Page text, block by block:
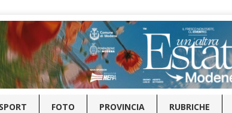
SPORT FOTO PROVINCIA RUBRICHE